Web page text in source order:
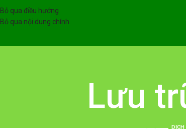
Bỏ qua điều hướng
Bỏ qua nội dung chính
Lưu
DỊCH